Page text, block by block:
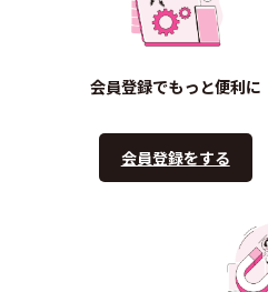
会員登録でもっと便利に
会員登録をする